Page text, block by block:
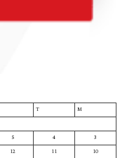
M
T
3
4
5
10
11
12